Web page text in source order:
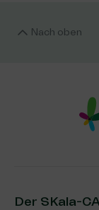
Nach oben
Der SKala-